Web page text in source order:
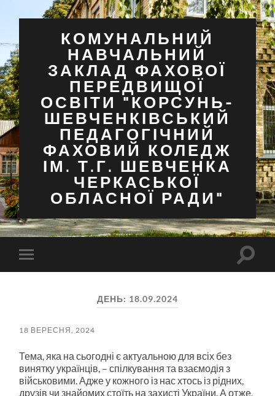
КОМУНАЛЬНИЙ
НАВЧАЛЬНИЙ
ЗАКЛАД ФАХОВОЇ
ПЕРЕДВИЩОЇ
ОСВІТИ "КОРСУНЬ-
ШЕВЧЕНКІВСЬКИЙ
ПЕДАГОГІЧНИЙ
ФАХОВИЙ КОЛЕДЖ
ІМ. Т.Г. ШЕВЧЕНКА
ЧЕРКАСЬКОЇ
ОБЛАСНОЇ РАДИ"
Перемкнути
мобільне
ДЕНЬ: 18.09.2024
18 ВЕРЕСНЯ, 2024
Тема, яка на сьогодні є актуальною для всіх без
винятку українців, – спілкування та взаємодія з
військовими. Адже у кожного із нас хтось із рідних,
друзів чи знайомих стоїть на захисті України. А отже,